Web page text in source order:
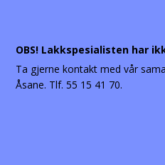
OBS! Lakkspesialisten har
Ta gjerne kontakt med vår
Åsane. Tlf. 55 15 41 70.